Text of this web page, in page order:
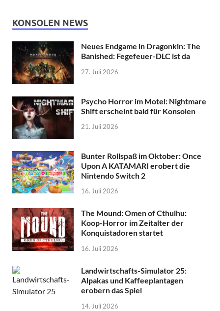
KONSOLEN NEWS
Neues Endgame in Dragonkin: The
Banished: Fegefeuer-DLC ist da
27. Juli 2026
Psycho Horror im Motel: Nightmare
Shift erscheint bald für Konsolen
21. Juli 2026
Bunter Rollspaß im Oktober: Once
Upon A KATAMARI erobert die
Nintendo Switch 2
16. Juli 2026
The Mound: Omen of Cthulhu:
Koop-Horror im Zeitalter der
Konquistadoren startet
16. Juli 2026
Landwirtschafts-Simulator 25:
Alpakas und Kaffeeplantagen
erobern das Spiel
14. Juli 2026